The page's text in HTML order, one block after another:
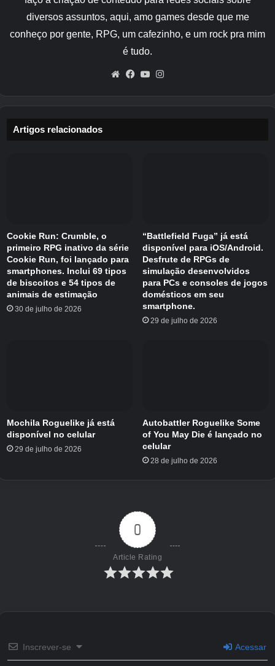
como as linhas são organizadas. O movimento
fluido dos fios brilhantes confere aos quebra-
cabeças uma qualidade tátil que se destaca em
um gênero frequentemente dominado por
peças estáticas e interruptores.
néon deve ser conectada ao conduíte colorido
de energia a se curvarem em torno de
obstáculos ou a percorrerem rotas mais longas
e complexas.
Wrap The Zap possui áreas distintas, incluindo
o Setor Alfa e o Setor Beta. Você pode ganhar
até três estrelas por nível completando o
diversos assuntos, aqui, amo games desde que me
conheço por gente, RPG, um cafezinho, e um rock pra mim
é tudo.
WebsiteFacebook
YouTube
Artigos relacionados
Cookie Run: Crumble, o
primeiro RPG inativo da série
Cookie Run, foi lançado para
smartphones. Inclui 69 tipos
de biscoitos e 54 tipos de
animais de estimação
30 de julho de 2026
“Battlefield Fuga” já está
disponível para iOS/Android.
Desfrute de RPGs de
simulação desenvolvidos
para PCs e consoles de jogos
domésticos em seu
smartphone.
29 de julho de 2026
Mochila Roguelike já está
disponível no celular
29 de julho de 2026
Autobattler Roguelike Some
of You May Die é lançado no
celular
28 de julho de 2026
0
Article Rating
Inscrever-se Acessar